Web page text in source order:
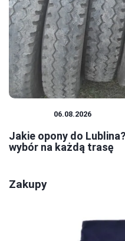
06.08.2026
Jakie opony do
wybór na każdą trasę
Zakupy